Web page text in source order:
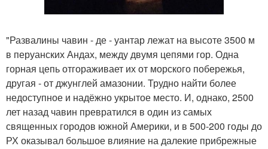
"Развалины чавин - де - уантар лежат на высоте 3500 м
в перуанских Андах, между двумя цепями гор. Одна
горная цепь отгораживает их от морского побережья,
другая - от джунглей амазонии. Трудно найти более
недоступное и надёжно укрытое место. И, однако, 2500
лет назад чавин превратился в один из самых
священных городов южной Америки, и в 500-200 годы до
РХ оказывал большое влияние на далекие прибрежные